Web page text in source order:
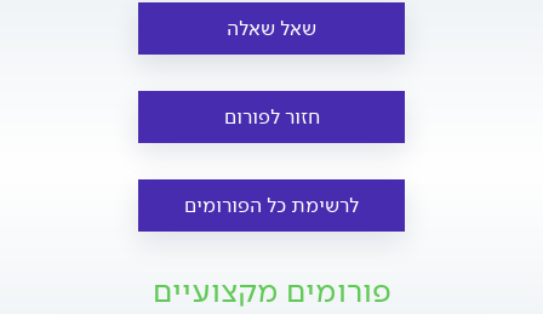
שאל שאלה
חזור לפורום
לרשימת כל הפורומים
פורומים מקצועיים